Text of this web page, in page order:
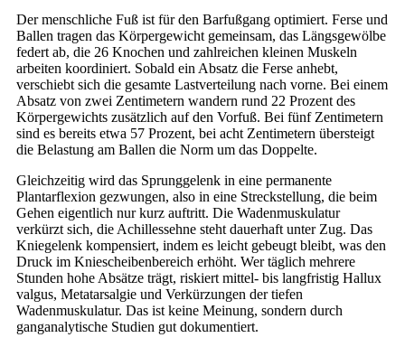
Der menschliche Fuß ist für den Barfußgang optimiert. Ferse und
Ballen tragen das Körpergewicht gemeinsam, das Längsgewölbe
federt ab, die 26 Knochen und zahlreichen kleinen Muskeln
arbeiten koordiniert. Sobald ein Absatz die Ferse anhebt,
verschiebt sich die gesamte Lastverteilung nach vorne. Bei einem
Absatz von zwei Zentimetern wandern rund 22 Prozent des
Körpergewichts zusätzlich auf den Vorfuß. Bei fünf Zentimetern
sind es bereits etwa 57 Prozent, bei acht Zentimetern übersteigt
die Belastung am Ballen die Norm um das Doppelte.
Gleichzeitig wird das Sprunggelenk in eine permanente
Plantarflexion gezwungen, also in eine Streckstellung, die beim
Gehen eigentlich nur kurz auftritt. Die Wadenmuskulatur
verkürzt sich, die Achillessehne steht dauerhaft unter Zug. Das
Kniegelenk kompensiert, indem es leicht gebeugt bleibt, was den
Druck im Kniescheibenbereich erhöht. Wer täglich mehrere
Stunden hohe Absätze trägt, riskiert mittel- bis langfristig Hallux
valgus, Metatarsalgie und Verkürzungen der tiefen
Wadenmuskulatur. Das ist keine Meinung, sondern durch
ganganalytische Studien gut dokumentiert.